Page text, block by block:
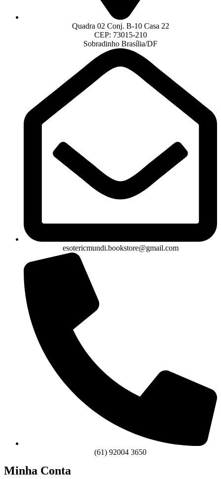
Quadra 02 Conj. B-10 Casa 22
CEP: 73015-210
Sobradinho Brasília/DF
esotericmundi.bookstore@gmail.com
(61) 92004 3650
Minha Conta